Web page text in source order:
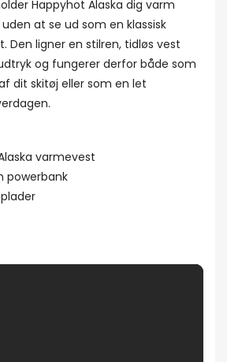
Happyhot Alaska dig varm
at se ud som en klassisk
Den ligner en stilren, tidløs vest
og fungerer derfor både som
dit skitøj eller som en let
varmevest
powerbank